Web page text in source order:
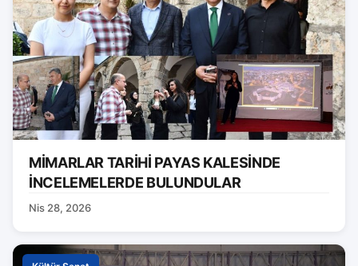
MİMARLAR TARİHİ PAYAS KALESİNDE
İNCELEMELERDE BULUNDULAR
Nis 28, 2026